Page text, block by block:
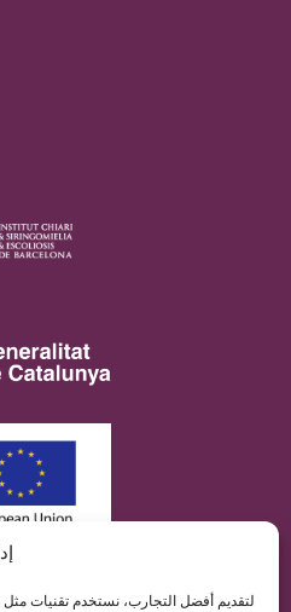
لتقديم أفضل التجارب، نستخدم تقنيات
محتوى هذا الموقع